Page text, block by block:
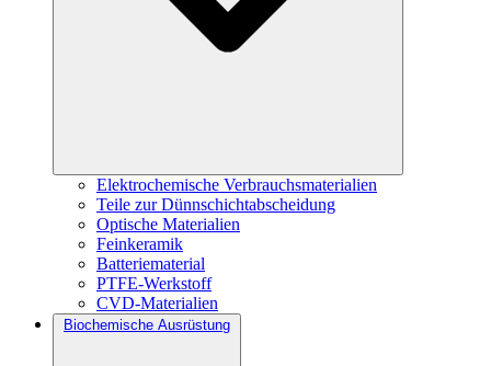
Elektrochemische Verbrauchsmaterialien
Teile zur Dünnschichtabscheidung
Optische Materialien
Feinkeramik
Batteriematerial
PTFE-Werkstoff
CVD-Materialien
Biochemische Ausrüstung